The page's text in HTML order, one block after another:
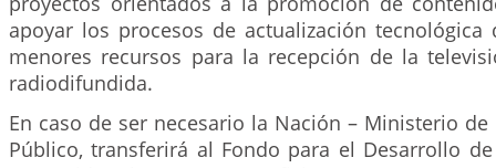
apoyar los procesos de actualización
menores recursos para la recepción de la
radiodifundida.
En caso de ser necesario la Nación – Ministerio de
Público, transferirá al Fondo para el Desarrollo